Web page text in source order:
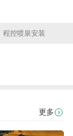
程控喷泉安装
更多